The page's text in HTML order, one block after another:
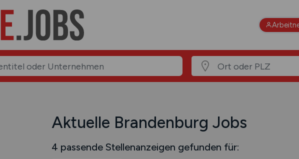
Aktuelle Brandenburg Jobs
4 passende Stellenanzeigen gefunden für: